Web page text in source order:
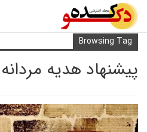
هدیه مردانه